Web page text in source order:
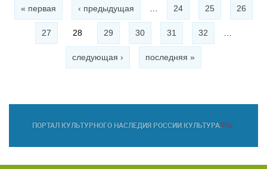
Страницы
« первая ‹ предыдущая 24 25 26
27 28 29 30 31 32
следующая › последняя »